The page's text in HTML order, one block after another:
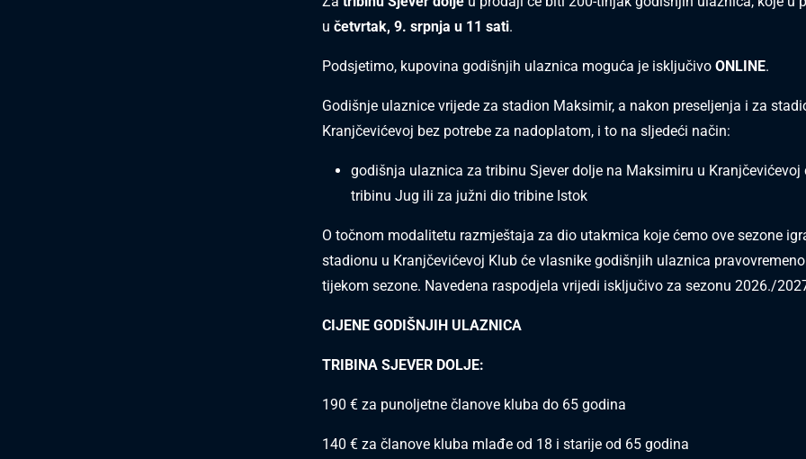
u četvrtak, 9. srpnja u 11 sati.
Podsjetimo, kupovina godišnjih ulaznica moguća je isključivo ONLINE.
Godišnje ulaznice vrijede za stadion Maksimir, a nakon preseljenja i za
Kranjčevićevoj bez potrebe za nadoplatom, i to na sljedeći način:
godišnja ulaznica za tribinu Sjever dolje na Maksimiru u Kranjčevićevoj
tribinu Jug ili za južni dio tribine Istok
O točnom modalitetu razmještaja za dio utakmica koje ćemo ove sezone
stadionu u Kranjčevićevoj Klub će vlasnike godišnjih ulaznica
tijekom sezone. Navedena raspodjela vrijedi isključivo za sezonu 2026./
CIJENE GODIŠNJIH ULAZNICA
TRIBINA SJEVER DOLJE:
190 € za punoljetne članove kluba do 65 godina
140 € za članove kluba mlađe od 18 i starije od 65 godina